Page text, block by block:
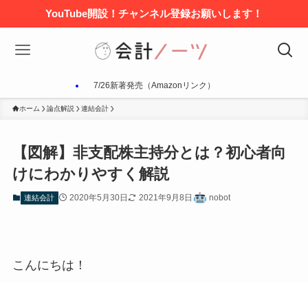
YouTube開設！チャンネル登録お願いします！
7/26新著発売（Amazonリンク）
ホーム 論点解説 連結会計
【図解】非支配株主持分とは？初心者向
けにわかりやすく解説
連結会計 2020年5月30日 2021年9月8日 nobot
こんにちは！